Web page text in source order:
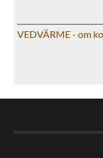
VEDVÄRME - om